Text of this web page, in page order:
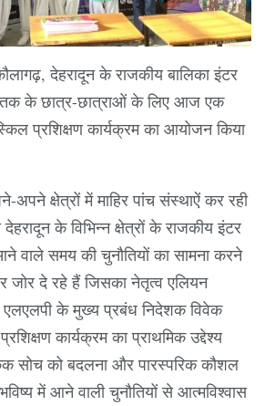
देहरादून के राजकीय बालिका इंटर
तक के छात्र-छात्राओं के लिए आज एक
प्रशिक्षण कार्यक्रम का आयोजन किया
अपने क्षेत्रों में माहिर पांच संस्थाऐं कर रही
के विभिन्न क्षेत्रों के राजकीय इंटर
वाले समय की चुनौतियों का सामना करने
जोर दे रहे हैं जिसका नेतृत्व एलियन
एलएलपी के मुख्य प्रबंध निदेशक विवेक
कार्यक्रम का प्राथमिक उद्देश्य
सोच को बदलना और पारस्परिक कौशल
में आने वाली चुनौतियों से आत्मविश्वास